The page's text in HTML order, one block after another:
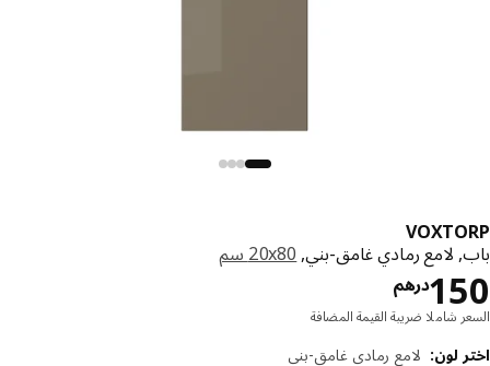
لامع رمادي غامق-بني,‎20x80 سم‏
درهمالسعر درهم 150
شاملا ضريبة القيمة المضافة
لون: لامع رمادي غامق-بني